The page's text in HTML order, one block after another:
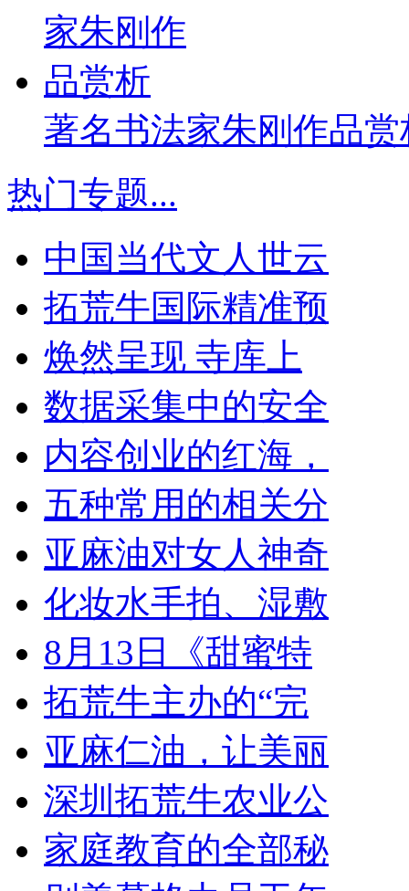
著名书法家朱刚作品赏
热门专题...
中国当代文人世云
拓荒牛国际精准预
焕然呈现 寺库上
数据采集中的安全
内容创业的红海，
五种常用的相关分
亚麻油对女人神奇
化妆水手拍、湿敷
8月13日《甜蜜特
拓荒牛主办的“完
亚麻仁油，让美丽
深圳拓荒牛农业公
家庭教育的全部秘